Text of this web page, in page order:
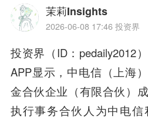
茉莉Insights
2026-06-08 17:46 投资界
投资界（ID：pedaily2012
APP显示，中电信（上海
金合伙企业（有限合伙）
执行事务合伙人为中电